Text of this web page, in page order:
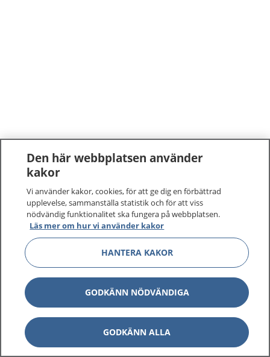
Den här webbplatsen använder
kakor
Vi använder kakor, cookies, för att ge dig en förbättrad
upplevelse, sammanställa statistik och för att viss
nödvändig funktionalitet ska fungera på webbplatsen.
Läs mer om hur vi använder kakor
HANTERA KAKOR
GODKÄNN NÖDVÄNDIGA
GODKÄNN ALLA